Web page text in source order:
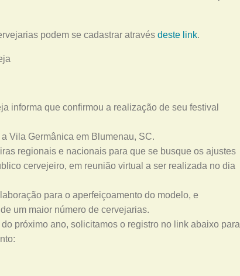
podem se cadastrar através deste link.
informa que confirmou a realização de seu festival
Vila Germânica em Blumenau, SC.
regionais e nacionais para que se busque os ajustes
cervejeiro, em reunião virtual a ser realizada no dia
para o aperfeiçoamento do modelo, e
um maior número de cervejarias.
próximo ano, solicitamos o registro no link abaixo para